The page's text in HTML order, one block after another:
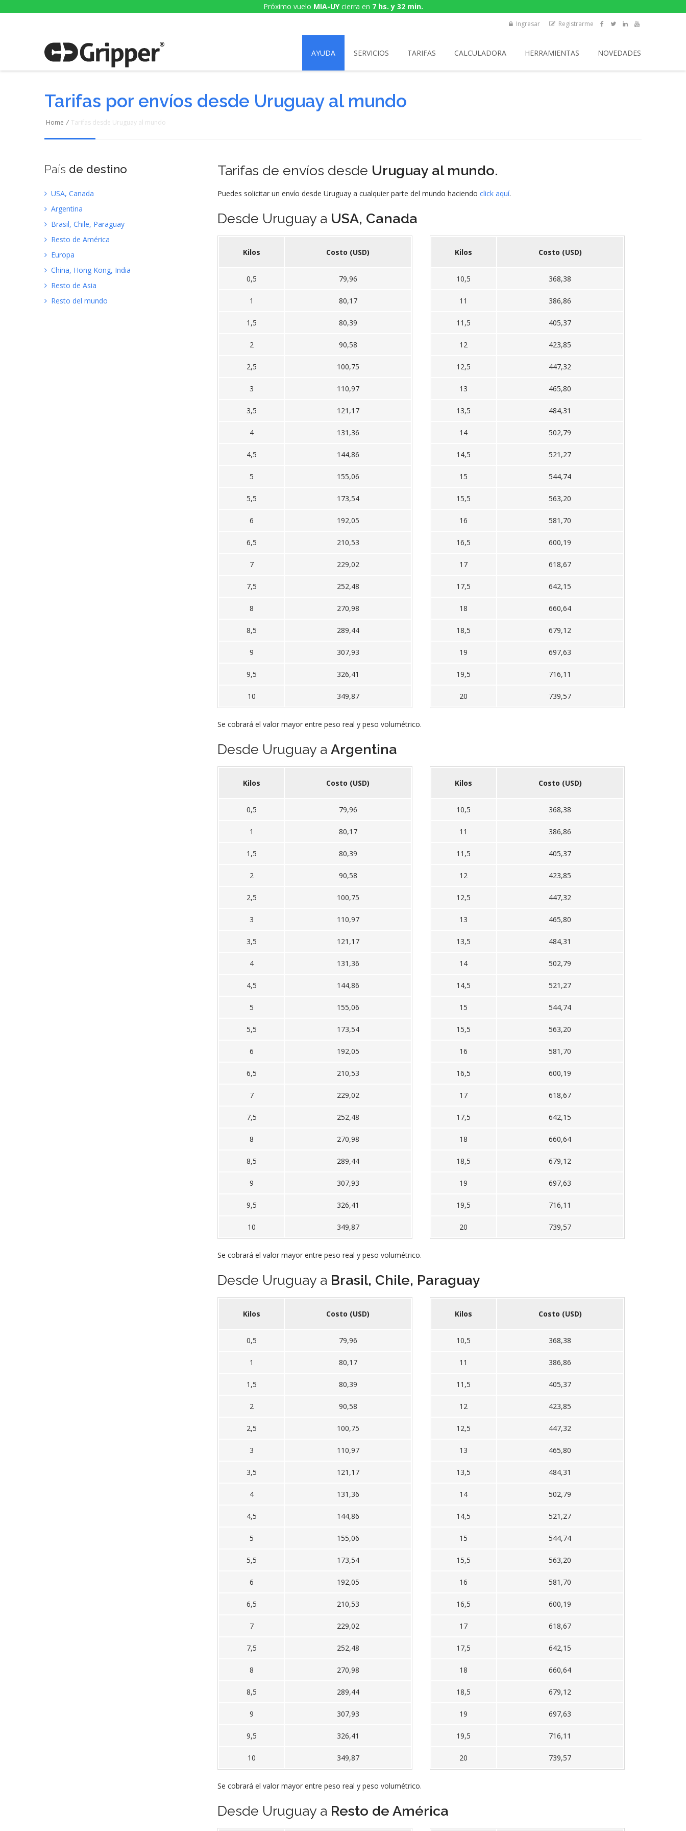
Próximo vuelo MIA-UYcierra en 7 hs. y 32 min.
Ingresar Registrarme
AYUDA SERVICIOS TARIFAS CALCULADORA HERRAMIENTAS NOVEDADES
Tarifas por envíos desde Uruguay al mundo
Home / Tarifas desde Uruguay al mundo
País de destino
USA, Canada
Argentina
Brasil, Chile, Paraguay
Resto de América
Europa
China, Hong Kong, India
Resto de Asia
Resto del mundo
Tarifas de envíos desde Uruguay al mundo.
Puedes solicitar un envío desde Uruguay a cualquier parte del mundo haciendoclick aquí.
Desde Uruguay a USA, Canada
Kilos Costo (USD)
0,5 79,96
1 80,17
1,5 80,39
2 90,58
2,5 100,75
3 110,97
3,5 121,17
4 131,36
4,5 144,86
5 155,06
5,5 173,54
6 192,05
6,5 210,53
7 229,02
7,5 252,48
8 270,98
8,5 289,44
9 307,93
9,5 326,41
10 349,87
Kilos Costo (USD)
10,5 368,38
11 386,86
11,5 405,37
12 423,85
12,5 447,32
13 465,80
13,5 484,31
14 502,79
14,5 521,27
15 544,74
15,5 563,20
16 581,70
16,5 600,19
17 618,67
17,5 642,15
18 660,64
18,5 679,12
19 697,63
19,5 716,11
20 739,57
Se cobrará el valor mayor entre peso real y peso volumétrico.
Desde Uruguay aArgentina
Kilos Costo (USD)
0,5 79,96
1 80,17
1,5 80,39
2 90,58
2,5 100,75
3 110,97
3,5 121,17
4 131,36
4,5 144,86
5 155,06
5,5 173,54
6 192,05
6,5 210,53
7 229,02
7,5 252,48
8 270,98
8,5 289,44
9 307,93
9,5 326,41
10 349,87
Kilos Costo (USD)
10,5 368,38
11 386,86
11,5 405,37
12 423,85
12,5 447,32
13 465,80
13,5 484,31
14 502,79
14,5 521,27
15 544,74
15,5 563,20
16 581,70
16,5 600,19
17 618,67
17,5 642,15
18 660,64
18,5 679,12
19 697,63
19,5 716,11
20 739,57
Se cobrará el valor mayor entre peso real y peso volumétrico.
Desde Uruguay a Brasil, Chile, Paraguay
Kilos Costo (USD)
0,5 79,96
1 80,17
1,5 80,39
2 90,58
2,5 100,75
3 110,97
3,5 121,17
4 131,36
4,5 144,86
5 155,06
5,5 173,54
6 192,05
6,5 210,53
7 229,02
7,5 252,48
8 270,98
8,5 289,44
9 307,93
9,5 326,41
10 349,87
Kilos Costo (USD)
10,5 368,38
11 386,86
11,5 405,37
12 423,85
12,5 447,32
13 465,80
13,5 484,31
14 502,79
14,5 521,27
15 544,74
15,5 563,20
16 581,70
16,5 600,19
17 618,67
17,5 642,15
18 660,64
18,5 679,12
19 697,63
19,5 716,11
20 739,57
Se cobrará el valor mayor entre peso real y peso volumétrico.
Desde Uruguay a Resto de América